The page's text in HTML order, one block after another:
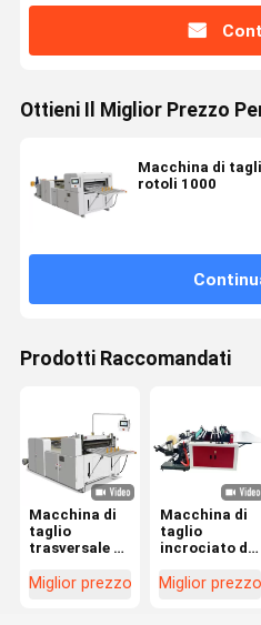
Ottieni Il Miglior Prezzo
Macchina di
rotoli 1000
Prodotti Raccomandati
Macchina di
taglio
trasversale a
convertitore
Miglior prezzo
Macchina di
taglio
incrociato di
Miglior prezzo